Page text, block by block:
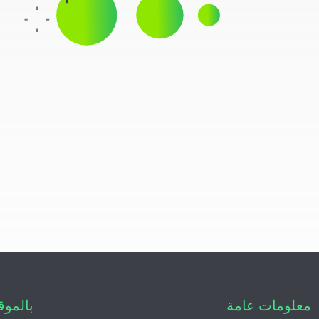
معلومات عامة